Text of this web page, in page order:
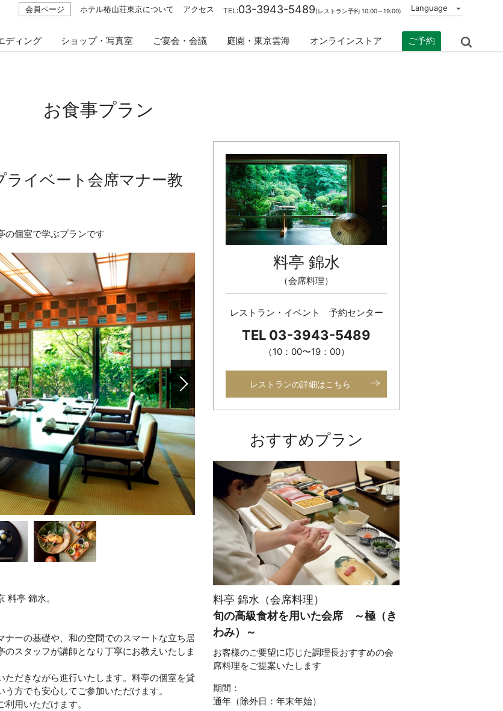
会員ページ ホテル椿山荘東京について アクセス TEL:03-3943-5489(レストラン予約 10:00～19:00) Language
ディング ショップ・写真室 ご宴会・会議 庭園・東京雲海 オンラインストア ご予約 Search
お食事プラン
ライベート会席マナー教
の個室で学ぶプランです
料亭 錦水。
ーの基礎や、和の空間でのスマートな立ち居
スタッフが講師となり丁寧にお教えいたしま
だきながら進行いたします。料亭の個室を貸
方でも安心してご参加いただけます。
用いただけます。
料亭 錦水
（会席料理）
レストラン・イベント 予約センター
TEL 03-3943-5489
（10：00〜19：00）
レストランの詳細はこちら
おすすめプラン
料亭 錦水（会席料理）
旬の高級食材を用いた会席 ～極（き
わみ）～
お客様のご要望に応じた調理長おすすめの会
席料理をご提案いたします
期間：
通年（除外日：年末年始）